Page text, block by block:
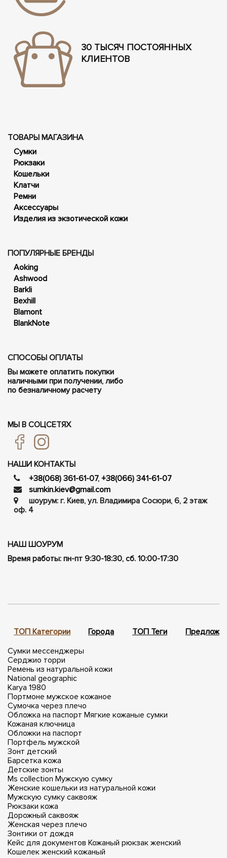
30 ТЫСЯЧ ПОСТОЯННЫХ
КЛИЕНТОВ
ТОВАРЫ МАГАЗИНА
Сумки
Рюкзаки
Кошельки
Клатчи
Ремни
Аксессуары
Изделия из экзотической кожи
ПОПУЛЯРНЫЕ БРЕНДЫ
Aoking
Ashwood
Barkli
Bexhill
Blamont
BlankNote
СПОСОБЫ ОПЛАТЫ
Вы можете оплатить покупки
наличными при получении, либо
по безналичному расчету
МЫ В СОЦСЕТЯХ
НАШИ КОНТАКТЫ
+38(068) 361-61-07, +38(066) 341-61-07
sumkin.kiev@gmail.com
шоурум: г. Киев, ул. Владимира Сосюри, ​​6, 2 этаж
оф. 4
НАШ ШОУРУМ
Время работы: пн-пт 9:30-18:30, сб. 10:00-17:30
ТОП Категории Города ТОП Теги
Сумки мессенджеры
Серджио торри
Ремень из натуральной кожи
National geographic
Karya 1980
Портмоне мужское кожаное
Сумочка через плечо
Обложка на паспорт Мягкие кожаные сумки
Кожаная ключница
Обложки на паспорт
Портфель мужской
Зонт детский
Барсетка кожа
Детские зонты
Ms collection Мужскую сумку
Женские кошельки из натуральной кожи
Мужскую сумку саквояж
Рюкзаки кожа
Дорожный саквояж
Женская через плечо
Зонтики от дождя
Кейс для документов Кожаный рюкзак женский
Кошелек женский кожаный